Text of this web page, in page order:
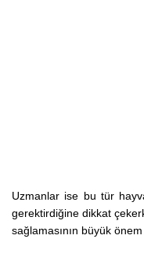
Uzmanlar ise bu tür
gerektirdiğine dikkat
sağlamasının büyük